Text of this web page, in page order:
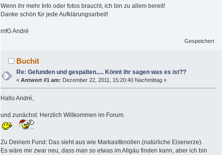
Wenn ihr mehr Info oder fotos braucht, ich bin zu allem bereit!
Danke schön für jede Aufklärungsarbeit!
mfG André
Gespeichert
Buchit
Re: Gefunden und gespalten..... Könnt ihr sagen was es ist??
«Antwort #1 am: Dezember 22, 2011, 15:20:40 Nachmittag »
Hallo André,
und zunächst: Herzlich Willkommen im Forum.
Zu Deinem Fund: Das sieht aus wie Markasitknollen (natürliche Eisenerze).
Es wäre mir zwar neu, dass man so etwas im Allgäu finden kann, aber ich bin